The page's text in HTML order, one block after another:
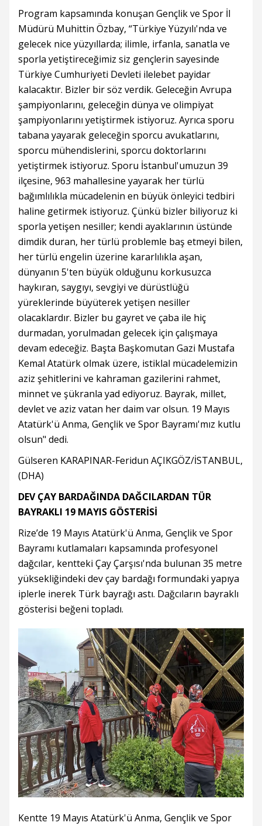
Program kapsamında konuşan Gençlik ve Spor İl
Müdürü Muhittin Özbay, “Türkiye Yüzyılı'nda ve
gelecek nice yüzyıllarda; ilimle, irfanla, sanatla ve
sporla yetiştireceğimiz siz gençlerin sayesinde
Türkiye Cumhuriyeti Devleti ilelebet payidar
kalacaktır. Bizler bir söz verdik. Geleceğin Avrupa
şampiyonlarını, geleceğin dünya ve olimpiyat
şampiyonlarını yetiştirmek istiyoruz. Ayrıca sporu
tabana yayarak geleceğin sporcu avukatlarını,
sporcu mühendislerini, sporcu doktorlarını
yetiştirmek istiyoruz. Sporu İstanbul'umuzun 39
ilçesine, 963 mahallesine yayarak her türlü
bağımlılıkla mücadelenin en büyük önleyici tedbiri
haline getirmek istiyoruz. Çünkü bizler biliyoruz ki
sporla yetişen nesiller; kendi ayaklarının üstünde
dimdik duran, her türlü problemle baş etmeyi bilen,
her türlü engelin üzerine kararlılıkla aşan,
dünyanın 5'ten büyük olduğunu korkusuzca
haykıran, saygıyı, sevgiyi ve dürüstlüğü
yüreklerinde büyüterek yetişen nesiller
olacaklardır. Bizler bu gayret ve çaba ile hiç
durmadan, yorulmadan gelecek için çalışmaya
devam edeceğiz. Başta Başkomutan Gazi Mustafa
Kemal Atatürk olmak üzere, istiklal mücadelemizin
aziz şehitlerini ve kahraman gazilerini rahmet,
minnet ve şükranla yad ediyoruz. Bayrak, millet,
devlet ve aziz vatan her daim var olsun. 19 Mayıs
Atatürk'ü Anma, Gençlik ve Spor Bayramı'mız kutlu
olsun" dedi.
Gülseren KARAPINAR-Feridun AÇIKGÖZ/İSTANBUL,
(DHA)
DEV ÇAY BARDAĞINDA DAĞCILARDAN TÜR
BAYRAKLI 19 MAYIS GÖSTERİSİ
Rize’de 19 Mayıs Atatürk'ü Anma, Gençlik ve Spor
Bayramı kutlamaları kapsamında profesyonel
dağcılar, kentteki Çay Çarşısı'nda bulunan 35 metre
yüksekliğindeki dev çay bardağı formundaki yapıya
iplerle inerek Türk bayrağı astı. Dağcıların bayraklı
gösterisi beğeni topladı.
Kentte 19 Mayıs Atatürk'ü Anma, Gençlik ve Spor